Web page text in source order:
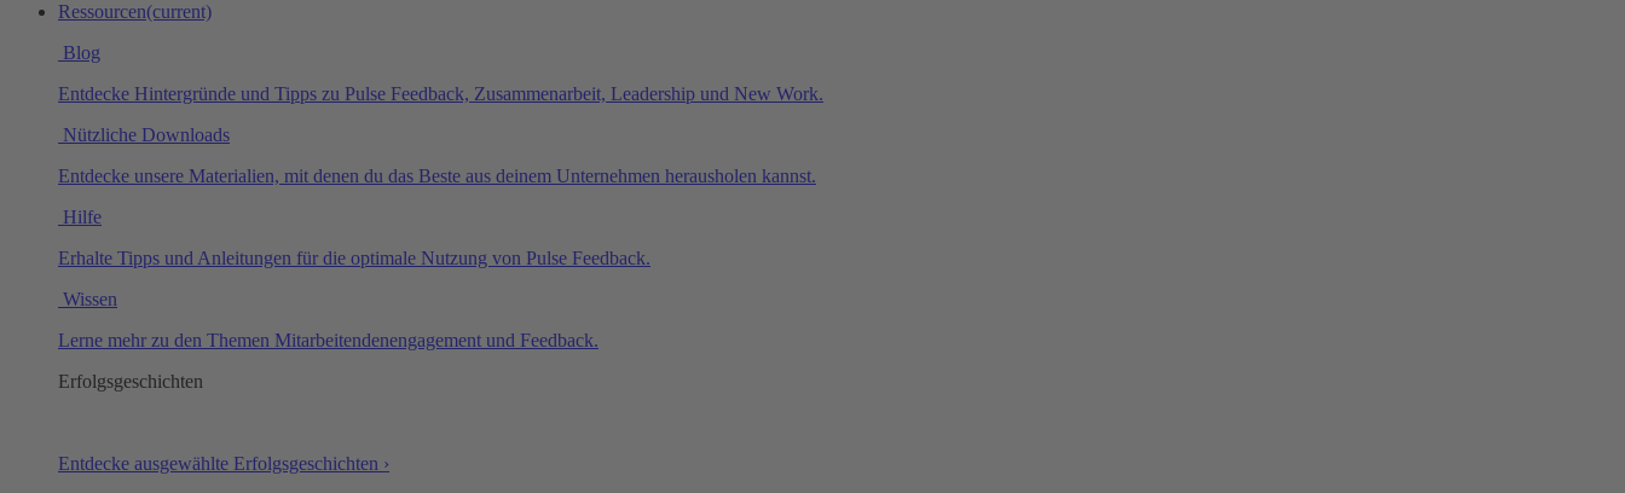
Ressourcen(current)
Blog
Entdecke Hintergründe und Tipps zu Pulse Feedback, Zusammenarbeit, Leadership und New Work.
Nützliche Downloads
Entdecke unsere Materialien, mit denen du das Beste aus deinem Unternehmen herausholen kannst.
Hilfe
Erhalte Tipps und Anleitungen für die optimale Nutzung von Pulse Feedback.
Wissen
Lerne mehr zu den Themen Mitarbeitendenengagement und Feedback.
Erfolgsgeschichten
Entdecke ausgewählte Erfolgsgeschichten ›